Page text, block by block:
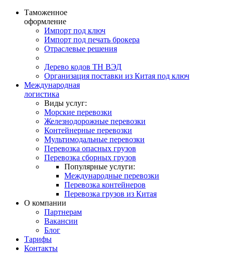
Таможенное
оформление
Импорт под ключ
Импорт под печать брокера
Отраслевые решения
Дерево кодов ТН ВЭД
Организация поставки из Китая под ключ
Международная
логистика
Виды услуг:
Морские перевозки
Железнодорожные перевозки
Контейнерные перевозки
Мультимодальные перевозки
Перевозка опасных грузов
Перевозка сборных грузов
Популярные услуги:
Международные перевозки
Перевозка контейнеров
Перевозка грузов из Китая
О компании
Партнерам
Вакансии
Блог
Тарифы
Контакты